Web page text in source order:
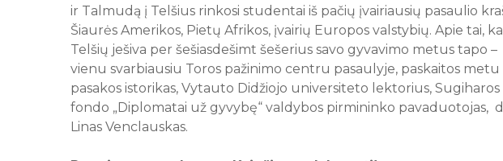
ir Talmudą į Telšius rinkosi studentai iš pačių įvairiausių pasaulio
Šiaurės Amerikos, Pietų Afrikos, įvairių Europos valstybių. Apie tai,
Telšių ješiva per šešiasdešimt šešerius savo gyvavimo metus tapo –
vienu svarbiausiu Toros pažinimo centru pasaulyje, paskaitos metu
pasakos istorikas, Vytauto Didžiojo universiteto lektorius, Sugiharos
fondo „Diplomatai už gyvybę“ valdybos pirmininko pavaduotojas,
Linas Venclauskas.